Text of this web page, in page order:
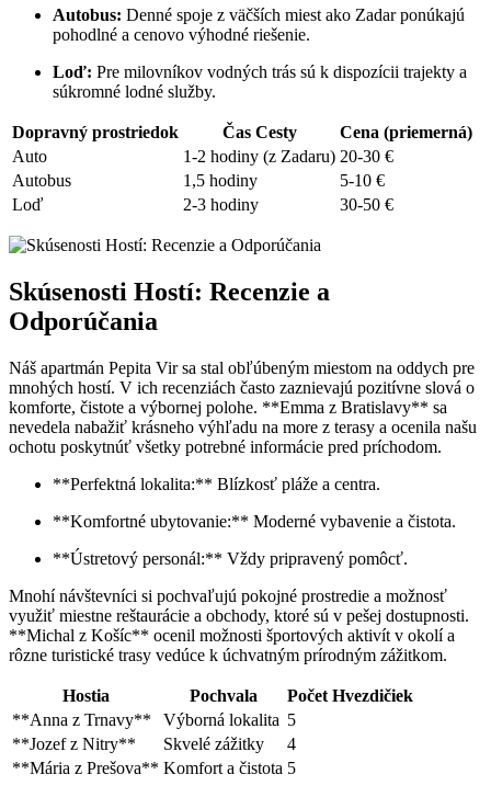
Autobus: Denné spoje z väčších miest ako Zadar ponúkajú
pohodlné a cenovo výhodné riešenie.
Loď: Pre milovníkov vodných trás sú k dispozícii trajekty a
súkromné lodné služby.
Dopravný prostriedok Čas Cesty
Cena (priemerná)
Auto
1-2 hodiny (z Zadaru) 20-30 €
Autobus
1,5 hodiny
5-10 €
Loď
2-3 hodiny 30-50 €
Skúsenosti Hostí: Recenzie a
Odporúčania
Náš apartmán Pepita Vir sa stal obľúbeným miestom na oddych pre
mnohých hostí. V ich recenziách často zaznievajú pozitívne slová o
komforte, čistote a výbornej polohe. **Emma z Bratislavy** sa
nevedela nabažiť krásneho výhľadu na more z terasy a ocenila našu
ochotu poskytnúť všetky potrebné informácie pred príchodom.
**Perfektná lokalita:** Blízkosť pláže a centra.
**Komfortné ubytovanie:** Moderné vybavenie a čistota.
**Ústretový personál:** Vždy pripravený pomôcť.
Mnohí návštevníci si pochvaľujú pokojné prostredie a možnosť
využiť miestne reštaurácie a obchody, ktoré sú v pešej dostupnosti.
**Michal z Košíc** ocenil možnosti športových aktivít v okolí a
rôzne turistické trasy vedúce k úchvatným prírodným zážitkom.
Hostia Pochvala
Počet Hvezdičiek
**Anna z Trnavy**
Výborná lokalita 5
**Jozef z Nitry**
Skvelé zážitky
4
**Mária z Prešova** Komfort a čistota 5